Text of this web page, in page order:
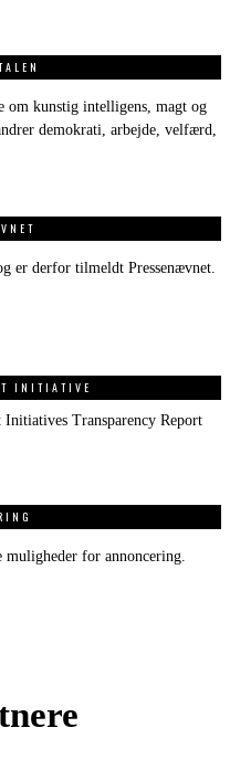
om kunstig intelligens, magt og
demokrati, arbejde, velfærd,
er derfor tilmeldt Pressenævnet.
INITIATIVE
Transparency Report
for annoncering.